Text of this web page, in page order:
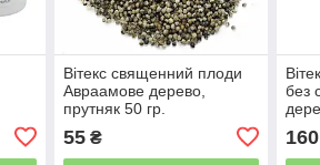
Вітекс священний плоди
Авраамове дерево,
прутняк 50 гр.
55₴
без
160